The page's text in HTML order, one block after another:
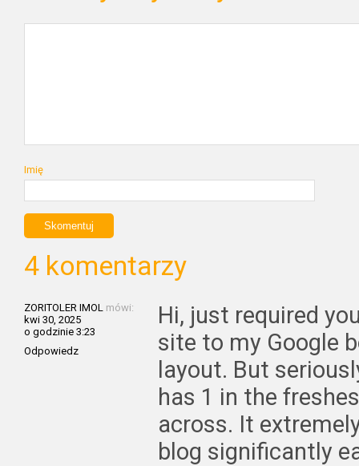
Imię
4 komentarzy
ZORITOLER IMOL mówi:
kwi 30, 2025
o godzinie 3:23
Odpowiedz
Hi, just required
site to my Google
layout. But
has 1 in the
across. It
blog significantly